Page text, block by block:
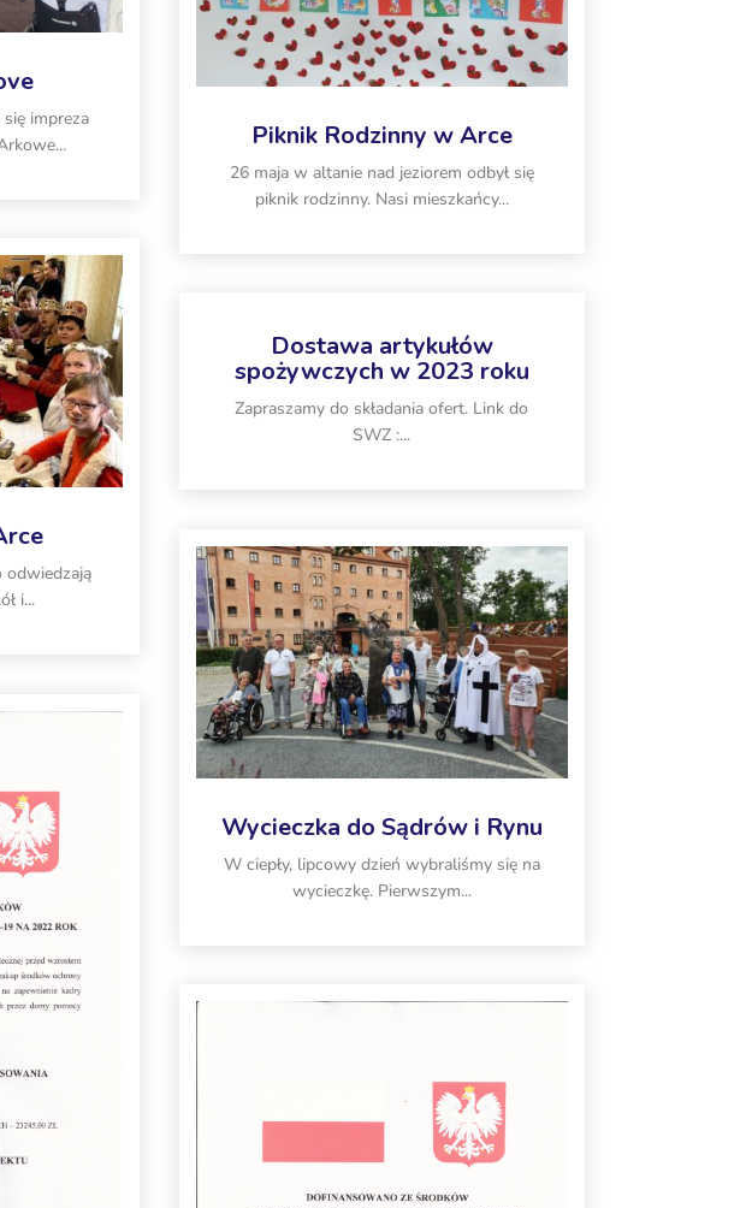
impreza
odwiedzają
i...
Piknik Rodzinny w Arce
26 maja w altanie nad jeziorem odbył się
piknik rodzinny. Nasi mieszkańcy...
Dostawa artykułów
spożywczych w 2023 roku
Zapraszamy do składania ofert. Link do
SWZ :...
Wycieczka do Sądrów i Rynu
W ciepły, lipcowy dzień wybraliśmy się na
wycieczkę. Pierwszym...